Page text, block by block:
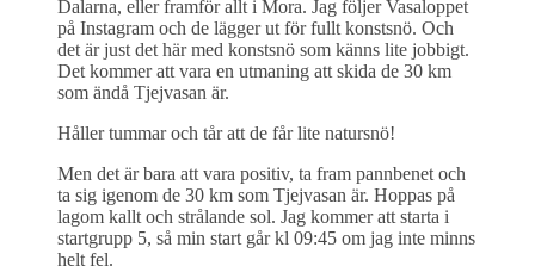
Dalarna, eller framför allt i Mora. Jag följer Vasaloppet
på Instagram och de lägger ut för fullt konstsnö. Och
det är just det här med konstsnö som känns lite jobbigt.
Det kommer att vara en utmaning att skida de 30 km
som ändå Tjejvasan är.
Håller tummar och tår att de får lite natursnö!
Men det är bara att vara positiv, ta fram pannbenet och
ta sig igenom de 30 km som Tjejvasan är. Hoppas på
lagom kallt och strålande sol. Jag kommer att starta i
startgrupp 5, så min start går kl 09:45 om jag inte minns
helt fel.